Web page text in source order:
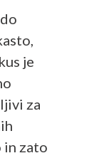
je
za
in zato